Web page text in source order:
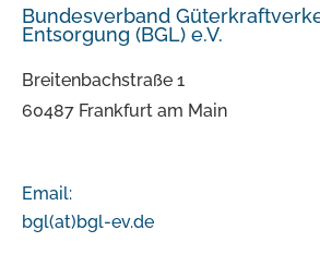
Bundesverband
Entsorgung (BGL) e.V.
Breitenbachstraße 1
60487 Frankfurt am Main
Email:
bgl(at)bgl-ev.de